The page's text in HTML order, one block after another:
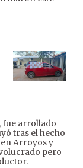
fue arrollado
tras el hecho
Arroyos y
pero